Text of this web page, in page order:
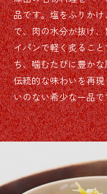
品です。塩をふりか
で、肉の水分が抜け
イパンで軽く炙るこ
ち、噛むたびに豊か
伝統的な味わいを再
いのない希少な一品